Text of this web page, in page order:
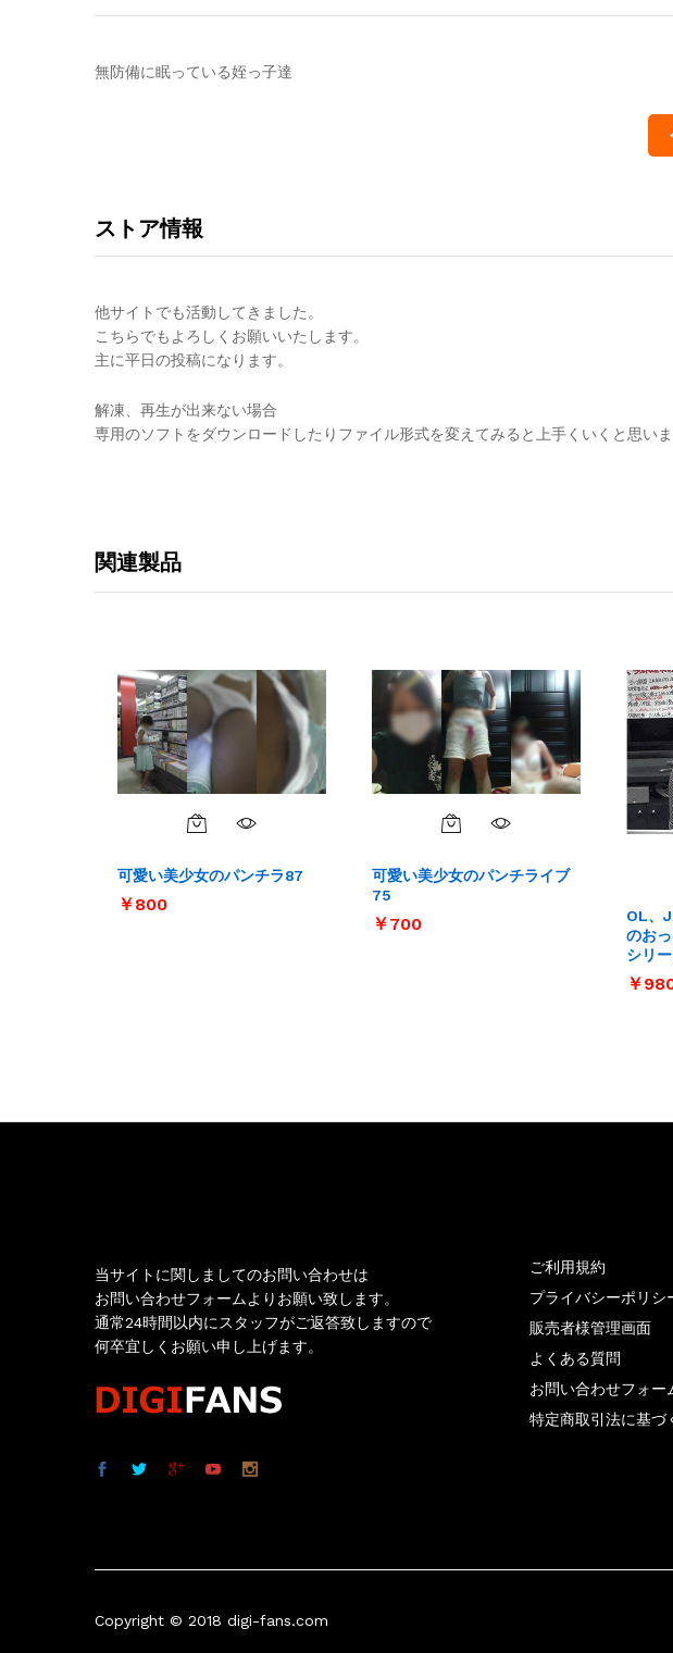
無防備に眠っている姪っ子達
ストア情報
他サイトでも活動してきました。
こちらでもよろしくお願いいたします。
主に平日の投稿になります。
解凍、再生が出来ない場合
専用のソフトをダウンロードしたりファイル形式を変えてみると上手くいくと思いま
関連製品
可愛い美少女のパンチラ87
￥800
￥800
可愛い美少女のパンチライブ
75
￥700
￥700
OL、
のお
シリ
￥
￥
当サイトに関しましてのお問い合わせは
お問い合わせフォームよりお願い致します。
通常24時間以内にスタッフがご返答致しますので
何卒宜しくお願い申し上げます。
ご利用規約
プライバシーポリシ
販売者様管理画面
よくある質問
お問い合わせフォー
特定商取引法に基づ
Copyright © 2018 digi-fans.com